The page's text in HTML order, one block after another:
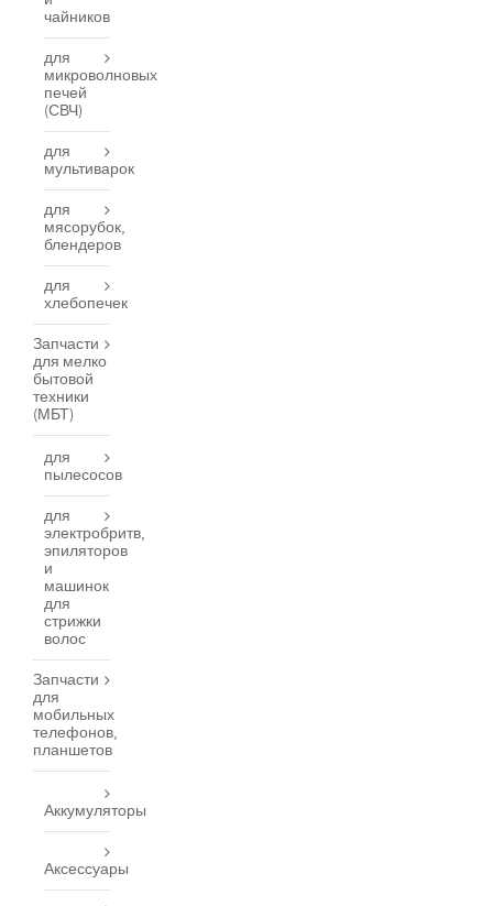
чайников
для
микроволновых
печей
(СВЧ)
для
мультиварок
для
мясорубок,
блендеров
для
хлебопечек
Запчасти
для мелко
бытовой
техники
(МБТ)
для
пылесосов
для
электробритв,
эпиляторов
и
машинок
для
стрижки
волос
Запчасти
для
мобильных
телефонов,
планшетов
Аккумуляторы
Аксессуары